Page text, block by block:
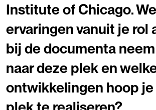
Institute of Chicago.
ervaringen vanuit je rol
bij de documenta
naar deze plek en
ontwikkelingen hoop je